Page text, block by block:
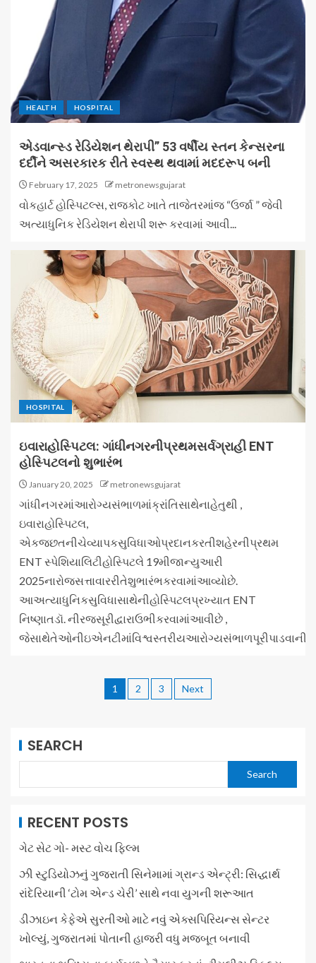
HEALTH HOSPITAL
એડવાન્સ્ડ રેડિયેશન થેરાપી” 53 વર્ષીય સ્તન કેન્સરના
દર્દીને અસરકારક રીતે સ્વસ્થ થવામાં મદદરૂપ બની
February 17, 2025 metronewsgujarat
વોકહાર્ટ હોસ્પિટલ્સ, રાજકોટ ખાતે તાજેતરમાંજ “ઉર્જા ” જેવી
અત્યાધુનિક રેડિયેશન થેરાપી શરૂ કરવામાં આવી...
HOSPITAL
ઇવારાહોસ્પિટલ: ગાંધીનગરનીપ્રથમસર્વગ્રાહી ENT
હોસ્પિટલનો શુભારંભ
January 20, 2025 metronewsgujarat
ગાંધીનગરમાંઆરોગ્યસંભાળમાંક્રાંતિસાથેનાહેતુથી ,
ઇવારાહોસ્પિટલ,
એકજછતનીચેવ્યાપકસુવિધાઓપ્રદાનકરતીશહેરનીપ્રથમ
ENT સ્પેશિયાલિટીહોસ્પિટલે 19મીજાન્યુઆરી
2025નારોજસત્તાવારરીતેશુભારંભકરવામાંઆવ્યોછે.
આઅત્યાધુનિકસુવિધાસાથેનીહોસ્પિટલપ્રખ્યાત ENT
નિષ્ણાતડૉ. નીરજસૂરીદ્વારાઉભીકરવામાંઆવીછે ,
1 2 3 Next
SEARCH
Search
RECENT POSTS
ગેટ સેટ ગો- મસ્ટ વોચ ફિલ્મ
ઝી સ્ટુડિયોઝનું ગુજરાતી સિનેમામાં ગ્રાન્ડ એન્ટ્રી: સિદ્ધાર્થ
રાંદેરિયાની ‘ટોમ એન્ડ ચેરી’ સાથે નવા યુગની શરૂઆત
ડીઝાઇન કેફેએ સુરતીઓ માટે નવું એક્સપિરિયન્સ સેન્ટર
ખોલ્યું, ગુજરાતમાં પોતાની હાજરી વધુ મજબૂત બનાવી